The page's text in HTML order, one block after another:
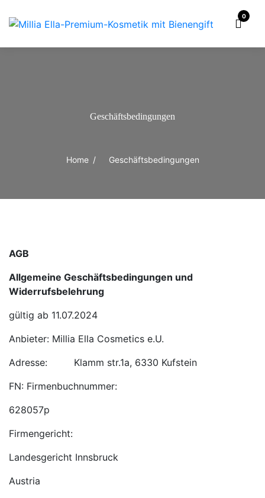
0
Geschäftsbedingungen
Home / Geschäftsbedingungen
AGB
Allgemeine Geschäftsbedingungen und
Widerrufsbelehrung
gültig ab ​11.07.2024
Anbieter: ​Millia Ella Cosmetics e.U.
Adresse: Klamm str.1a, 6330 Kufstein
FN: Firmenbuchnummer:
628057p
Firmengericht:
Landesgericht Innsbruck
Austria